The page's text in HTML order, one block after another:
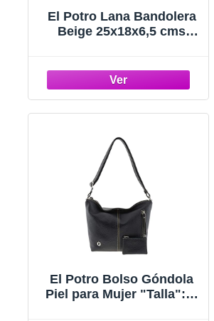
El Potro Lana Bandolera
Beige 25x18x6,5 cms
El Potro Bolso Góndola
Piel para Mujer "Talla": U